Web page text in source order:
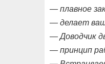
— плавное
— делает
— Доводчик
— принцип